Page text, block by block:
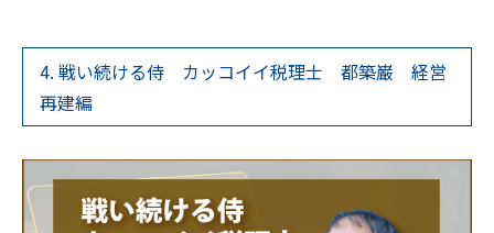
4. 戦い続ける侍 カッコイイ税理士 都築巌 経営
再建編